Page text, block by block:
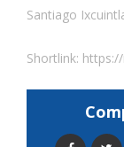
Santiago
Shortlink: